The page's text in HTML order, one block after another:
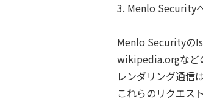
3. Menlo Security
Menlo Securityの
wikipedia.orgなど
レンダリング通信
これらのリクエス